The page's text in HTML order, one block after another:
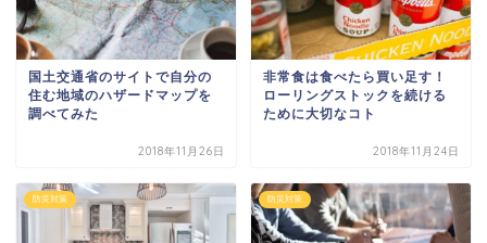
国土交通省のサイトで自分の
住む地域のハザードマップを
調べてみた
2018年11月26日
非常食は食べたら買い足す！
ローリングストックを続ける
ために大切なコト
2018年11月24日
防災対策 防災対策